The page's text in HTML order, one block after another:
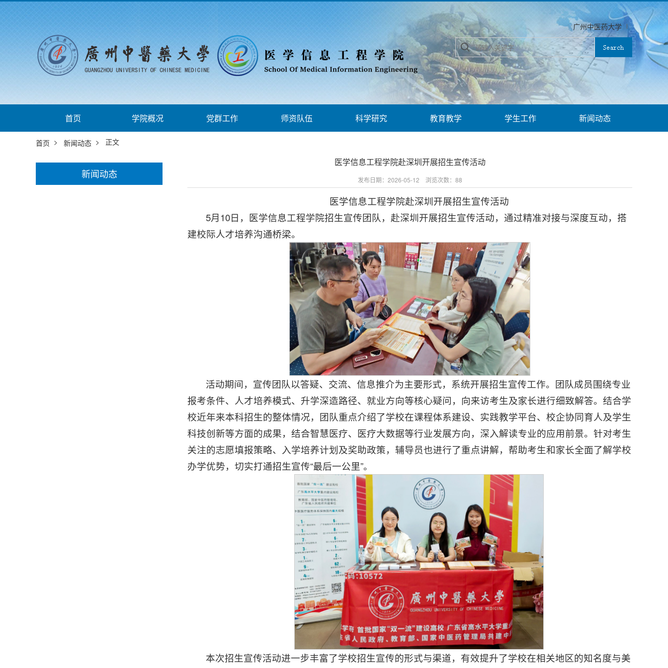
广州中医药大学
首页 学院概况 党群工作 师资队伍 科学研究 教育教学 学生工作 新闻动态
首页 > 新闻动态 > 正文
新闻动态
医学信息工程学院赴深圳开展招生宣传活动
发布日期：2026-05-12 浏览次数： 88
医学信息工程学院赴深圳开展招生宣传活动
5月10日，医学信息工程学院招生宣传团队，赴深圳开展招生宣传活动，通过精准对接与深度互动，搭
建校际人才培养沟通桥梁。
活动期间，宣传团队以答疑、交流、信息推介为主要形式，系统开展招生宣传工作。团队成员围绕专业
报考条件、人才培养模式、升学深造路径、就业方向等核心疑问，向来访考生及家长进行细致解答。结合学
校近年来本科招生的整体情况，团队重点介绍了学校在课程体系建设、实践教学平台、校企协同育人及学生
科技创新等方面的成果，结合智慧医疗、医疗大数据等行业发展方向，深入解读专业的应用前景。针对考生
关注的志愿填报策略、入学培养计划及奖助政策，辅导员也进行了重点讲解，帮助考生和家长全面了解学校
办学优势，切实打通招生宣传“最后一公里”。
本次招生宣传活动进一步丰富了学校招生宣传的形式与渠道，有效提升了学校在相关地区的知名度与美